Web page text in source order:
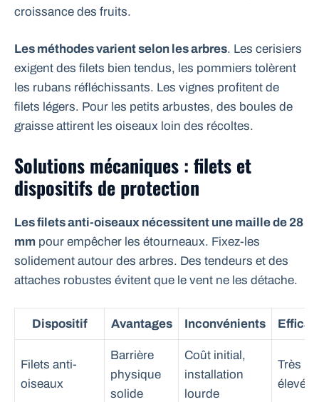
croissance des fruits.
Les méthodes varient selon les arbres. Les cerisiers
exigent des filets bien tendus, les pommiers tolèrent
les rubans réfléchissants. Les vignes profitent de
filets légers. Pour les petits arbustes, des boules de
graisse attirent les oiseaux loin des récoltes.
Solutions mécaniques : filets et
dispositifs de protection
Les filets anti-oiseaux nécessitent une maille de 28
mm pour empêcher les étourneaux. Fixez-les
solidement autour des arbres. Des tendeurs et des
attaches robustes évitent que le vent ne les détache.
Dispositif Avantages Inconvénients
Filets anti-
oiseaux
Barrière
physique
solide
Coût initial,
installation
lourde
Très
élevée